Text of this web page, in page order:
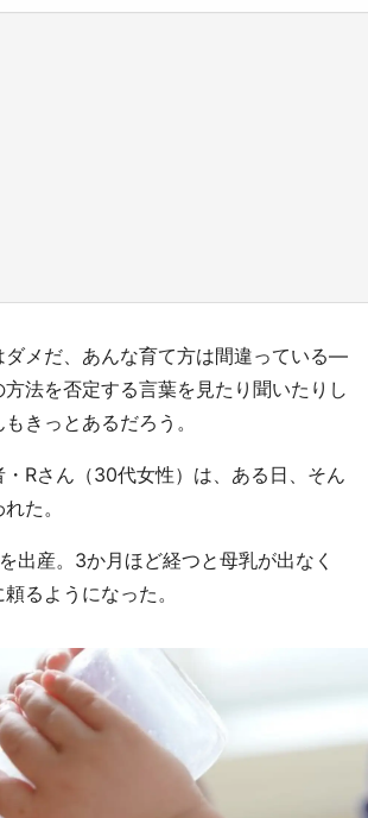
ハイキュー！！』×老舗「鐘崎」コラボで
ダメだ、あんな育て方は間違っている―
法を否定する言葉を見たり聞いたりし
きっとあるだろう。
Rさん（30代女性）は、ある日、そん
た。
出産。3か月ほど経つと母乳が出なく
るようになった。